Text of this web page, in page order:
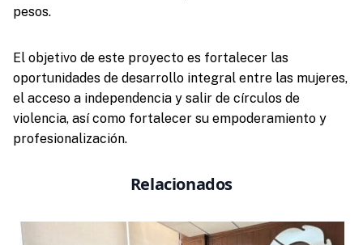
pesos.
El objetivo de este proyecto es fortalecer las
oportunidades de desarrollo integral entre las mujeres,
el acceso a independencia y salir de círculos de
violencia, así como fortalecer su empoderamiento y
profesionalización.
Relacionados